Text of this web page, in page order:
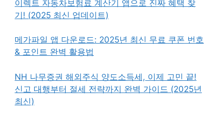
이렉트 자동차보험료 계산기 앱으로 진짜 혜택 찾
기! (2025 최신 업데이트)
메가파일 앱 다운로드: 2025년 최신 무료 쿠폰 번호
& 포인트 완벽 활용법
NH 나무증권 해외주식 양도소득세, 이제 고민 끝!
신고 대행부터 절세 전략까지 완벽 가이드 (2025년
최신)